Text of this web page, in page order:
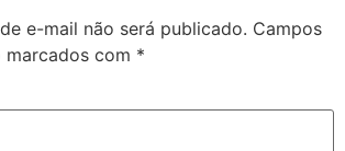
e-mail não será publicado. Campos
com *